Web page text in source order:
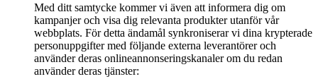
Med ditt samtycke kommer vi även att informera dig om
kampanjer och visa dig relevanta produkter utanför vår
webbplats. För detta ändamål synkroniserar vi dina krypterade
personuppgifter med följande externa leverantörer och
använder deras onlineannonseringskanaler om du redan
använder deras tjänster: